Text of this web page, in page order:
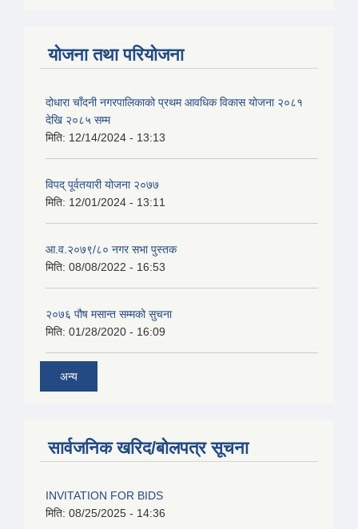
योजना तथा परियोजना
दोधारा चाँदनी नगरपालिकाको प्रथम आवधिक विकास योजना २०८१
देखि २०८५ सम्म
मिति: 12/14/2024 - 13:13
विपद् पूर्वतयारी योजना २०७७
मिति: 12/01/2024 - 13:11
आ.व.२०७९/८० नगर सभा पुस्तक
मिति: 08/08/2022 - 16:53
२०७६ पौष मसान्त सम्मको सुचना
मिति: 01/28/2020 - 16:09
अन्य
सार्वजनिक खरिद/बोलपत्र सूचना
INVITATION FOR BIDS
मिति: 08/25/2025 - 14:36